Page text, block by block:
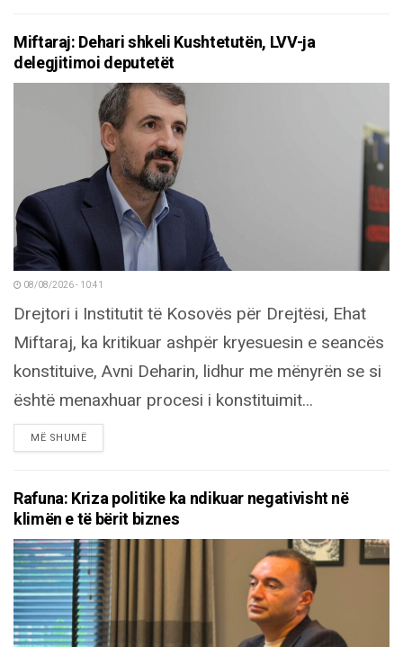
Miftaraj: Dehari shkeli Kushtetutën, LVV-ja
delegjitimoi deputetët
08/08/2026 - 10:41
Drejtori i Institutit të Kosovës për Drejtësi, Ehat
Miftaraj, ka kritikuar ashpër kryesuesin e seancës
konstituive, Avni Deharin, lidhur me mënyrën se si
është menaxhuar procesi i konstituimit...
MË SHUMËDETAILS
Rafuna: Kriza politike ka ndikuar negativisht në
klimën e të bërit biznes